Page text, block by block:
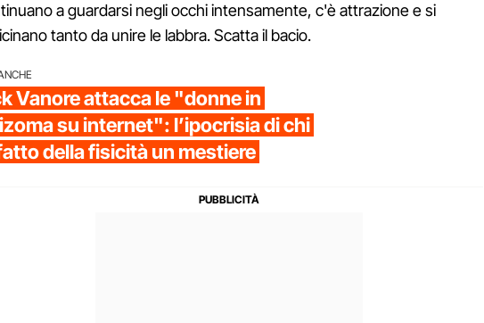
a guardarsi negli occhi intensamente, c'è attrazione e si
tanto da unire le labbra. Scatta il bacio.
Vanore attacca le "donne in
su internet": l’ipocrisia di chi
della fisicità un mestiere